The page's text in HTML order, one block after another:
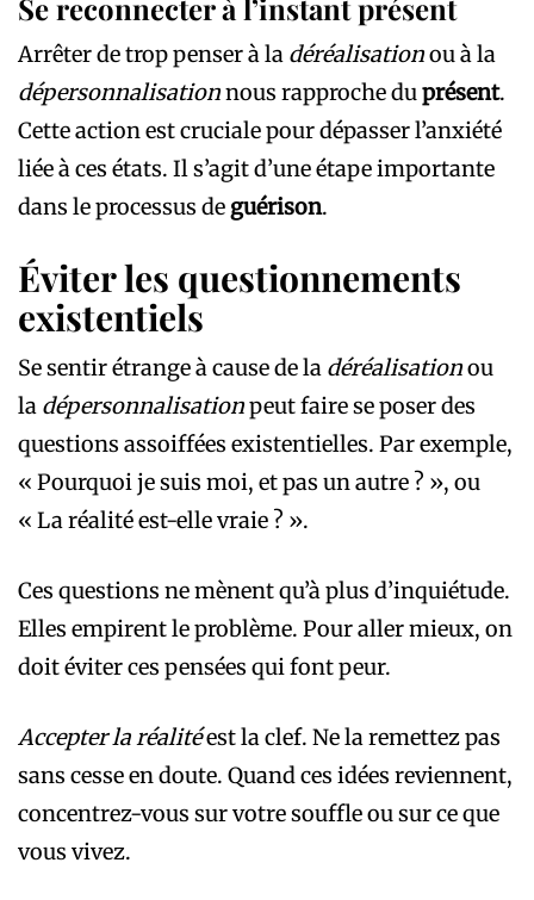
Se reconnecter à l’instant présent
Arrêter de trop penser à la déréalisationou à la
dépersonnalisationnous rapproche duprésent.
Cette action est cruciale pour dépasser l’anxiété
liée à ces états. Il s’agit d’une étape importante
dans le processus de guérison.
Éviter les questionnements
existentiels
Se sentir étrange à cause de la déréalisationou
la dépersonnalisationpeut faire se poser des
questions assoiffées existentielles. Par exemple,
« Pourquoi je suis moi, et pas un autre ? », ou
« La réalité est-elle vraie ? ».
Ces questions ne mènent qu’à plus d’inquiétude.
Elles empirent le problème. Pour aller mieux, on
doit éviter ces pensées qui font peur.
Accepter la réalitéest la clef. Ne la remettez pas
sans cesse en doute. Quand ces idées reviennent,
concentrez-vous sur votre souffle ou sur ce que
vous vivez.